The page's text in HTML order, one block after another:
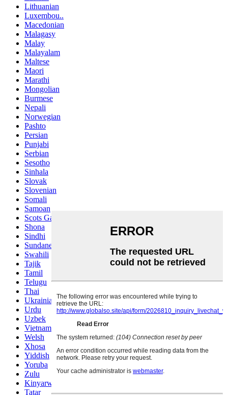
Lithuanian
Luxembou..
Macedonian
Malagasy
Malay
Malayalam
Maltese
Maori
Marathi
Mongolian
Burmese
Nepali
Norwegian
Pashto
Persian
Punjabi
Serbian
Sesotho
Sinhala
Slovak
Slovenian
Somali
Samoan
Scots Gaelic
Shona
Sindhi
Sundanese
Swahili
Tajik
Tamil
Telugu
Thai
Ukrainian
Urdu
Uzbek
Vietnamese
Welsh
Xhosa
Yiddish
Yoruba
Zulu
Kinyarwanda
Tatar